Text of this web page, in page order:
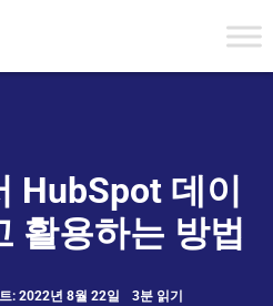
HubSpot 데이
활용하는 방법
: 2022년 8월 22일 3분 읽기